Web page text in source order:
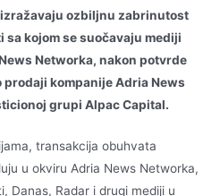
izražavaju ozbiljnu zabrinutost
kojom se suočavaju mediji
Networka, nakon potvrde
kompanije Adria News
grupi Alpac Capital.
transakcija obuhvata
u okviru Adria News Networka,
Danas, Radar i drugi mediji u